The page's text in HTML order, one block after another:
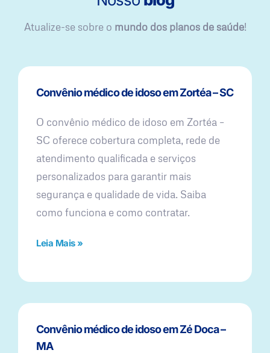
Atualize-se sobre o mundo dos planos de saúde!
Convênio médico de idoso em Zortéa – SC
O convênio médico de idoso em Zortéa –
SC oferece cobertura completa, rede de
atendimento qualificada e serviços
personalizados para garantir mais
segurança e qualidade de vida. Saiba
como funciona e como contratar.
Leia Mais »
Convênio médico de idoso em Zé Doca –
MA